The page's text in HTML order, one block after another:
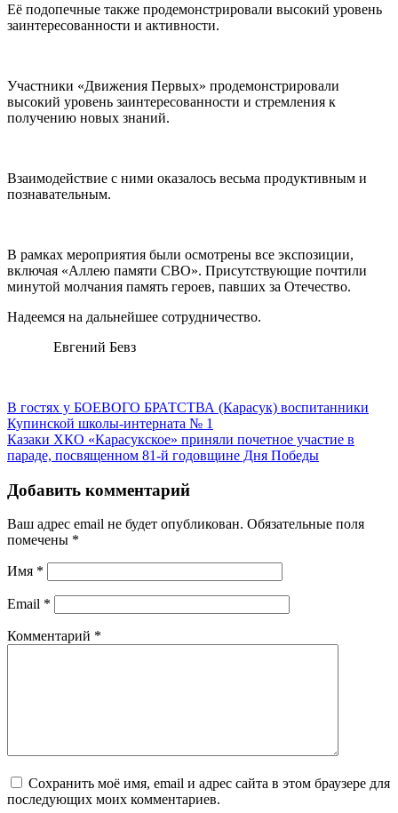
Её подопечные также продемонстрировали высокий уровень
заинтересованности и активности.
Участники «Движения Первых» продемонстрировали
высокий уровень заинтересованности и стремления к
получению новых знаний.
Взаимодействие с ними оказалось весьма продуктивным и
познавательным.
В рамках мероприятия были осмотрены все экспозиции,
включая «Аллею памяти СВО». Присутствующие почтили
минутой молчания память героев, павших за Отечество.
Надеемся на дальнейшее сотрудничество.
Евгений Бевз
В гостях у БОЕВОГО БРАТСТВА (Карасук) воспитанники
Купинской школы-интерната № 1
Казаки ХКО «Карасукское» приняли почетное участие в
параде, посвященном 81-й годовщине Дня Победы
Добавить комментарий
Ваш адрес email не будет опубликован. Обязательные поля
помечены *
Имя *
Email *
Комментарий *
Сохранить моё имя, email и адрес сайта в этом браузере для
последующих моих комментариев.